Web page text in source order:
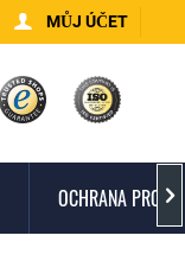
MŮJ ÚČET
OCHRANA PROTI
